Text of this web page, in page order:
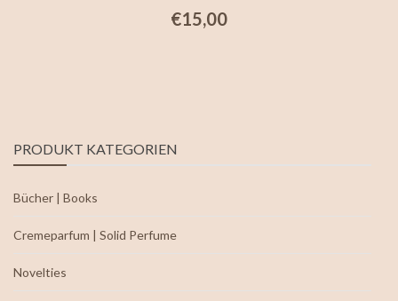
€15,00
PRODUKT KATEGORIEN
Bücher | Books
Cremeparfum | Solid Perfume
Novelties